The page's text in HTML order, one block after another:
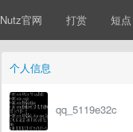
Nutz官网 打赏 短点
个人信息
qq_5119e32c